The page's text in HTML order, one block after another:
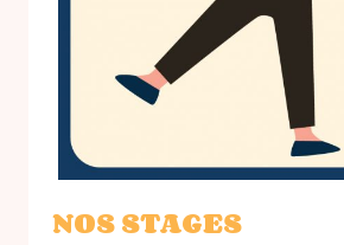
NOS STAGES